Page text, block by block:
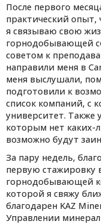
После первого
практический
я связываю свою
горнодобывающей
советом к
направили меня в
меня выслушали,
подготовили к
список компаний, с
университет. Также
которым нет каких-
возможно будут
За пару недель,
первую стажировку
горнодобывающей
которой я свяжу
благодарен KAZ
Управлении